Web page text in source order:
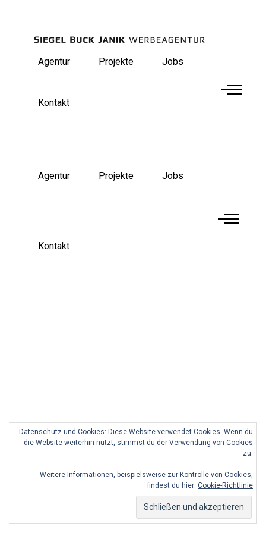
Agentur Projekte Jobs
Kontakt
Datenschutz und Cookies: Diese Website verwendet Cookies. Wenn du
die Website weiterhin nutzt, stimmst du der Verwendung von Cookies
zu.
Weitere Informationen, beispielsweise zur Kontrolle von Cookies,
findest du hier: Cookie-Richtlinie
Agentur Projekte Jobs
Kontakt